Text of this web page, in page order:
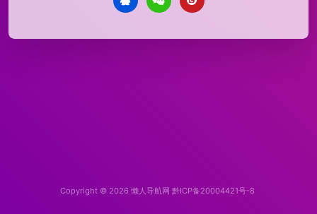
Copyright © 2026 懒人导航网 黔ICP备20004421号-8